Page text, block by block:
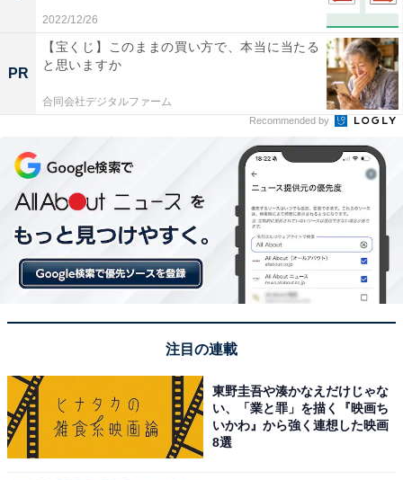
2022/12/26
PR
【宝くじ】このままの買い方で、本当に当たる
と思いますか
合同会社デジタルファーム
Recommended by
注目の連載
東野圭吾や湊かなえだけじゃな
い、「業と罪」を描く『映画ち
いかわ』から強く連想した映画
8選